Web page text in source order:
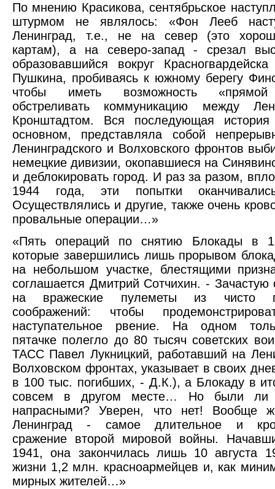
По мнению Красикова, сентябрьское
штурмом не являлось: «Фон Лееб
Ленинград, т.е., не на север (это
картам), а на северо-запад - срезал
образовавшийся вокруг
Пушкина, пробиваясь к южному берегу
чтобы иметь возможность «прямой
обстреливать коммуникацию между
Кронштадтом. Вся последующая
основном, представляла собой
Ленинградского и Волховского фронтов
немецкие дивизии, окопавшиеся на
и деблокировать город. И раз за разом,
1944 года, эти попытки
Осуществлялись и другие, также очень
провальные операции…»
«Пять операций по снятию Блокады в
которые завершились лишь прорывом
на небольшом участке, блестящими
соглашается Дмитрий Сотчихин. - Зачастую
на вражеские пулеметы из чисто
соображений: чтобы
наступательное рвение. На одном
пятачке полегло до 80 тысяч советских
ТАСС Павел Лукницкий, работавший на
Волховском фронтах, указывает в своих
в 100 тыс. погибших, - Д.К.), а Блокаду в
совсем в другом месте… Но были ли
напрасными? Уверен, что нет! Вообще
Ленинград - самое длительное и
сражение второй мировой войны.
1941, она закончилась лишь 10 августа
жизни 1,2 млн. красноармейцев и, как
мирных жителей…»